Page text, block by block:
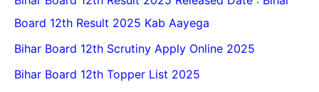
Board 12th Result 2025 Kab Aayega
Bihar Board 12th Scrutiny Apply Online 2025
Bihar Board 12th Topper List 2025